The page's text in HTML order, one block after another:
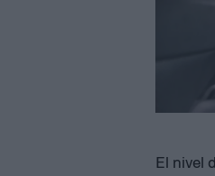
El nivel